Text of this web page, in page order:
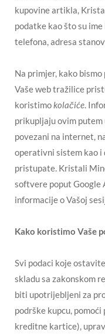
kupovine artikla,
podatke kao što su
telefona, adresa
Na primjer, kako
Vaše web tražilice
koristimokolačiće.
prikupljaju ovim
povezani na internet,
operativni sistem kao
pristupate. Kristali
softvere poput
informacije o Vašoj
Kako koristimo Vaše
Svi podaci koje
skladu sa zakonskom
biti upotrijebljeni za
podrške kupcu,
kreditne kartice),